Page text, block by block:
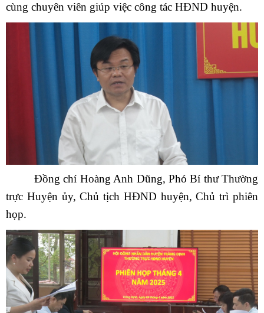
cùng chuyên viên giúp việc công tác HĐND huyện.
Đồng chí Hoàng Anh Dũng, Phó Bí thư Thường
trực Huyện ủy, Chủ tịch HĐND huyện, Chủ trì phiên
họp.